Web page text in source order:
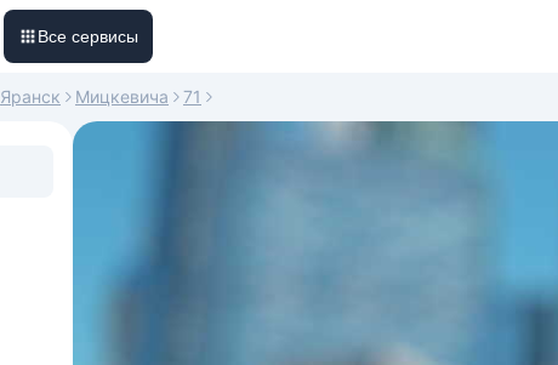
Все сервисы
Яранск Мицкевича 71